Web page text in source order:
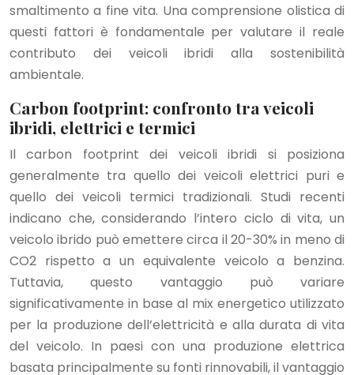
smaltimento a fine vita. Una comprensione olistica di
questi fattori è fondamentale per valutare il reale
contributo dei veicoli ibridi alla sostenibilità
ambientale.
Carbon footprint: confronto tra veicoli
ibridi, elettrici e termici
Il carbon footprint dei veicoli ibridi si posiziona
generalmente tra quello dei veicoli elettrici puri e
quello dei veicoli termici tradizionali. Studi recenti
indicano che, considerando l’intero ciclo di vita, un
veicolo ibrido può emettere circa il 20-30% in meno di
CO2 rispetto a un equivalente veicolo a benzina.
Tuttavia, questo vantaggio può variare
significativamente in base al mix energetico utilizzato
per la produzione dell’elettricità e alla durata di vita
del veicolo. In paesi con una produzione elettrica
basata principalmente su fonti rinnovabili, il vantaggio